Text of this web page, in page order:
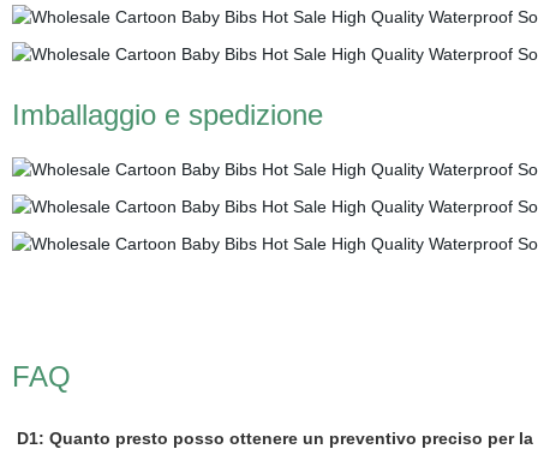
Imballaggio e spedizione
FAQ
D1: Quanto presto posso ottenere un preventivo preciso per